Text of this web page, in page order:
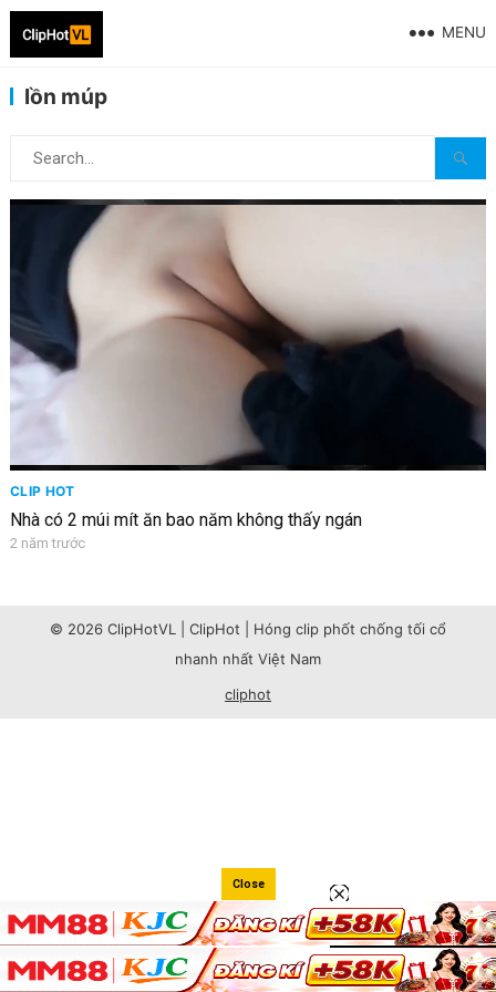
MENU
lồn múp
CLIP HOT
Nhà có 2 múi mít ăn bao năm không thấy ngán
2 năm trước
© 2026 ClipHotVL | ClipHot | Hóng clip phốt chống tối cổ
nhanh nhất Việt Nam
cliphot
Close